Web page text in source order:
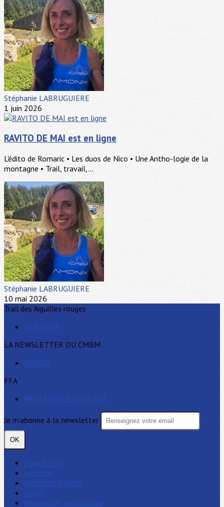
Stéphanie LABRUGUIERE
1 juin 2026
RAVITO DE MAI est en ligne
L'édito de Romaric • Les duos de Nico • Une Antho-logie de la
montagne • Trail, travail,...
Stéphanie LABRUGUIERE
10 mai 2026
Trail des Aiguilles rouges
TAR 2024
LA NEWSLETTER DU CMBM
RAVITO
FFA
MON ESPACE COUREUR
Je m'abonne à la newsletter
OK
Plan du site
Licences
Mentions légales
CGUV
Paramétrer vos cookies